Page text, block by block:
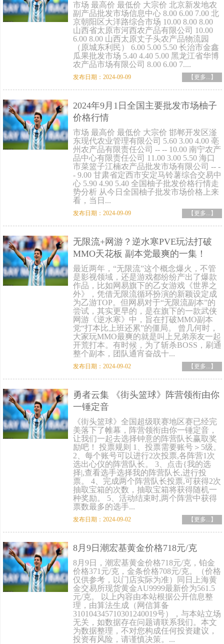
市场 最高价 最低价 大宗价 北京新发地农
副产品批发市场信息中心 8.00 6.00 7.00 北
京朝阳区大洋路综合市场 10.00 8.00 8.00
山西省太原市河西农产品有限公司 10.00
6.00 8.00 山西太原丈子头农产品物流园
（原城东利民） 6.00 5.00 5.50 长治市金鑫
瓜果批发市场 5.40 4.40 5.00 黑龙江省华博
农产品市场有限公司 8.00 6.00 7....
发布日期：2024-09-09 【更多...】
2024年9月1日全国主要批发市场柚子
价格行情
市场 最高价 最低价 大宗价 邯郸开发区滏
东现代农业管理有限公司 5.60 3.00 4.00 亳
州农产品有限责任公司 -- -- 10.00 南宁农产
品中心有限责任公司 11.00 3.00 5.50 海口
市菜篮子江楠农产品批发市场有限公司 -- -
- 9.00 甘肃省定西市安定马铃薯综合交易中
心 5.90 4.90 5.40 全国柚子批发价格行情走
势分析 从今日全国柚子批发市场价格上来
看，当日...
发布日期：2024-09-09 【更多...】
无限流+网游？逆水寒PVE玩法打破
MMO天花板 副本党最爽的一集！
最近两年，“无限流”这个概念爆火，不管
是影视领域，还是游戏都纷纷产出了爆款
作品，比如网易旗下的乙女游戏《世界之
外》，凭借无限流循环扮演的新颖设定成
为乙游TOP。但网易对于“无限流副本”的
尝试，其实更早的，是在旗下的一款武侠
网游《逆水寒》中，旨在打破MMO副本
党“打本比上班还累”的僵局。 曾几何时，
大家玩MMO最爽的就是叫上兄弟亲友一起
开荒打本。有时候，为了斩杀BOSS，刷通
整个副本，团队通宵奋战十...
发布日期：2024-09-02 【更多...】
勇者云集 《街头篮球》阵营领衔由你
一锤定音
《街头篮球》全国超级联赛地区赛已经完
美落下了帷幕，阵营领衔由你一锤定音，
让我们一起去选择钟意的阵营队长赢取奖
励吧！ 投票规则 1、投票需要账号＞5级。
2、每个账号可以进行2次投票,各阵营1次
选出心仪的阵营队长。 3、点击{我的选
择|,查看选手选择我的阵营队长,进行投
票。 4、完成两个阵营队长投票,可获得2次
抽取宝箱的次数，抽取宝箱将获得随机一
种奖励。 5、活动结束时,两个阵营中获得
票数最多的选手...
发布日期：2024-09-02 【更多...】
8月9日潮宏基黄金价格718元/克
8月9日，潮宏基黄金价格718元/克，铂金
价格371元/克，金条价格708元/克。（价格
仅供参考，以门店实际为准）同日上海黄
金交易所现货黄金AU9999最新价为561.5
元/克。 以上内容由本站根据公开信息整
理，由算法生成（网信算备
310104345710301240019号），与本站立场
无关，如数据存在问题请联系我们。本文
为数据整理，不对您构成任何投资建议，
投资有风险，请谨慎决策。...